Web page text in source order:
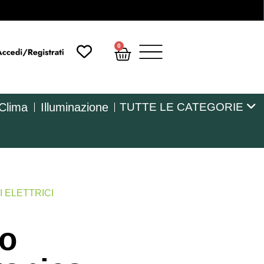
0
Illuminazione TUTTE LE CATEGORIE
ELETTRICI